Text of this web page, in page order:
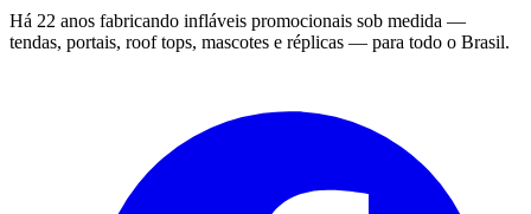
Há 22 anos fabricando infláveis promocionais sob medida —
tendas, portais, roof tops, mascotes e réplicas — para todo o Brasil.